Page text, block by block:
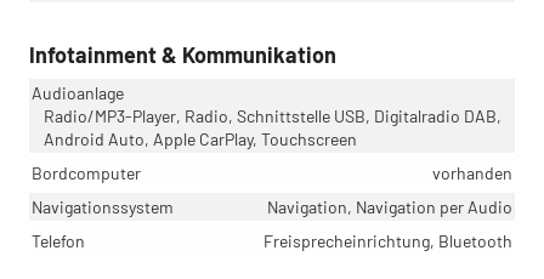
Infotainment & Kommunikation
Audioanlage
Radio/MP3-Player, Radio, Schnittstelle USB, Digitalradio DAB,
Android Auto, Apple CarPlay, Touchscreen
Bordcomputer
vorhanden
Navigationssystem
Navigation, Navigation per Audio
Telefon
Freisprecheinrichtung, Bluetooth